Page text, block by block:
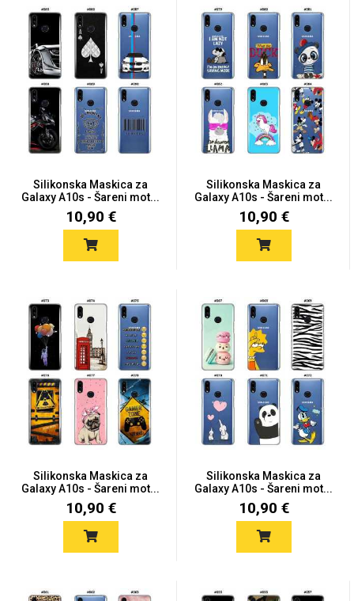
Silikonska Maskica za
Galaxy A10s - Šareni mot...
10,90 €
Silikonska Maskica za
Galaxy A10s - Šareni mot...
10,90 €
Silikonska Maskica za
Galaxy A10s - Šareni mot...
10,90 €
Silikonska Maskica za
Galaxy A10s - Šareni mot...
10,90 €
MarbleMania
Gaming motivi Crtani filmovi
Sportski motivi Obiteljski motivi
Mix